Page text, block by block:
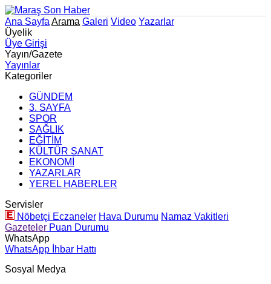
Ana Sayfa Arama Galeri Video Yazarlar
Üyelik
Üye Girişi
Yayın/Gazete
Yayınlar
Kategoriler
GÜNDEM
3. SAYFA
SPOR
SAĞLIK
EĞİTİM
KÜLTÜR SANAT
EKONOMİ
YAZARLAR
YEREL HABERLER
Servisler
Nöbetçi Eczaneler Hava Durumu Namaz Vakitleri
Gazeteler Puan Durumu
WhatsApp
WhatsApp İhbar Hattı
Sosyal Medya